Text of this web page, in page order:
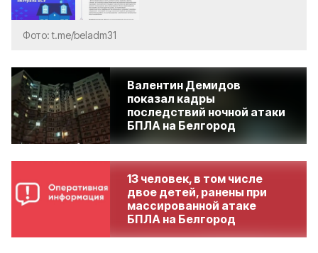
Фото: t.me/beladm31
Валентин Демидов
показал кадры
последствий ночной атаки
БПЛА на Белгород
13 человек, в том числе
двое детей, ранены при
массированной атаке
БПЛА на Белгород